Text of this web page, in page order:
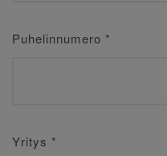
Puhelinnumero *
Yritys *